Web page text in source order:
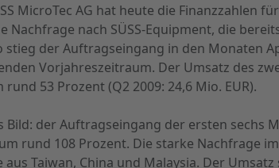
MicroTec AG hat heute die Finanzzahlen
nach SÜSS-Equipment, die
der Auftragseingang in den Monaten
Vorjahreszeitraum. Der Umsatz des
53 Prozent (Q2 2009: 24,6 Mio. EUR).
der Auftragseingang der ersten sechs
rund 108 Prozent. Die starke Nachfrage
Taiwan, China und Malaysia. Der